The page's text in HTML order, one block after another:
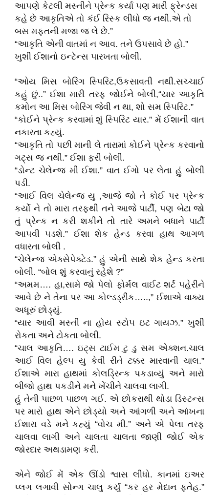
આપણે કેટલી મસ્તીને પ્રેન્ક કર્યા પણ મારી ફ્રેન્ડસ
કહે છે આકૃતિએ તો કંઈ રિસ્ક લીધો જ નથી.એ તો
બસ મફતની મજા જ લે છે.”
“આકૃતિ એની વાતમાં ન આવ. તને ઉપસાવે છે હો.”
ખુશી ઈશાનો ઇન્ટેન્સ પારખતા બોલી.
“ઓય મિસ બોરિંગ સ્પિરિટ,ઉકસાવતી નથી.સચ્ચાઈ
કહું છું..” ઈશા મારી તરફ જોઈને બોલી,“યાર આકૃતિ
કમોન આ મિસ બોરિંગ જેવી ન થા, શો સમ સ્પિરિટ.”
“કોઈને પ્રેન્ક કરવામાં શું સ્પિરિટ યાર.” મેં ઈશાની વાત
નકારતા કહ્યું.
“આકૃતિ તો પછી માની લે તારામાં કોઈને પ્રેન્ક કરવાનો
ગટ્સ જ નથી.” ઈશા ફરી બોલી.
“ડોન્ટ ચેલેન્જ મી ઈશા.” વાત ઈગો પર લેતા હું બોલી
પડી.
“આઈ વિલ ચેલેન્જ યુ ,આજે જો તે કોઈ પર પ્રેન્ક
કર્યો ને તો મારા તરફથી તને આજે પાર્ટી, પણ બેટા જો
તું પ્રેન્ક ન કરી શકીને તો તારે અમને બધાને પાર્ટી
આપવી પડશે.” ઈશા શેક હેન્ડ કરવા હાથ આગળ
વધારતા બોલી .
“ચેલેન્જ એક્સેપેક્ટેડ.” હું એની સાથે શેક હેન્ડ કરતા
બોલી. “બોલ શું કરવાનું રહેશે ?”
“અમમ…. હા,સામે જો પેલો ફોર્મલ વાઈટ શર્ટ પહેરીને
આવે છે ને તેના પર આ કોલ્ડડ્રીંક…..,” ઈશાએ વાક્ય
અધૂરું છોડ્યું.
“યાર આવી મસ્તી ના હોય સ્ટોપ ઇટ ગાયઝ.” ખુશી
રોકતા અને ટોકતા બોલી.
“ચાલ આકૃતિ…. ઇટ્સ ટાઈમ ટુ ડુ સમ એક્શન.ચાલ
આઈ વિલ હેલ્પ યુ કેવી રીતે ટક્કર મારવાની ચાલ.”
ઈશાએ મારા હાથમાં કોલડ્રિન્ક પકડાવ્યું અને મારો
બીજો હાથ પકડીને મને ખેંચીને ચાલવા લાગી.
હું તેની પાછળ પાછળ ગઈ. એ છોકરાથી થોડા ડિસ્ટન્સ
પર મારો હાથ એને છોડ્યો અને આંગળી અને આંખના
ઈશારા વડે મને કહ્યું “વોચ મી.” અને એ પેલા તરફ
ચાલવા લાગી અને ચાલતા ચાલતા જાણી જોઈ એક
જોરદાર અથડામણ કરી.
એને જોઈ મેં એક ઊંડો શ્વાસ લીધો. કાનમાં ઇઅર
પ્લગ લગાવી સોન્ગ ચાલુ કર્યું “કર હર મેદાન ફતેહ.”